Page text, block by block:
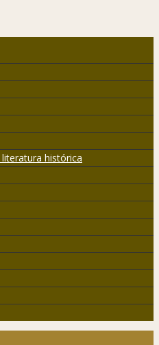
histórica